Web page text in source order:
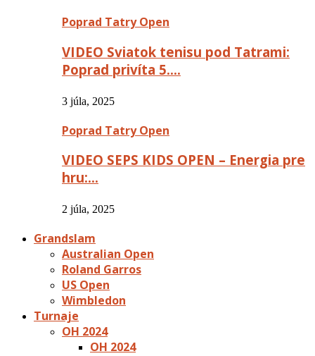
Poprad Tatry Open
VIDEO Sviatok tenisu pod Tatrami:
Poprad privíta 5….
3 júla, 2025
Poprad Tatry Open
VIDEO SEPS KIDS OPEN – Energia pre
hru:…
2 júla, 2025
Grandslam
Australian Open
Roland Garros
US Open
Wimbledon
Turnaje
OH 2024
OH 2024